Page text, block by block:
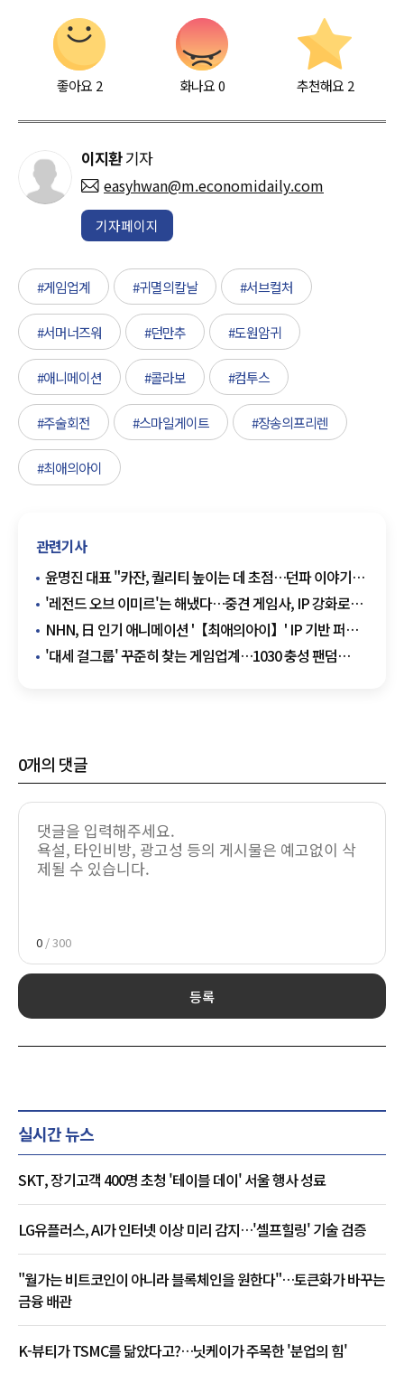
좋아요 2 화나요0 추천해요 2
이지환기자
easyhwan@m.economidaily.com
기자페이지
#게임업계 #귀멸의칼날 #서브컬처
#서머너즈워 #던만추 #도원암귀
#애니메이션 #콜라보 #컴투스
#주술회전 #스마일게이트 #장송의프리렌
#최애의아이
관련기사
윤명진 대표 "카잔, 퀄리티 높이는 데 초점…던파 이야기에
함께 빠져들 수 있는 계기 되길"
'레전드 오브 이미르'는 해냈다…중견 게임사, IP 강화로
도약 '정조준'
NHN, 日 인기 애니메이션 '【최애의아이】' IP 기반 퍼즐
게임 개발
'대세 걸그룹' 꾸준히 찾는 게임업계…1030 충성 팬덤
0개의 댓글
0 / 300
등록
실시간 뉴스
SKT, 장기고객 400명 초청 '테이블 데이' 서울 행사 성료
LG유플러스, AI가 인터넷 이상 미리 감지…'셀프힐링' 기술 검증
"월가는 비트코인이 아니라 블록체인을 원한다"…토큰화가 바꾸는
금융 배관
K-뷰티가 TSMC를 닮았다고?…닛케이가 주목한 '분업의 힘'